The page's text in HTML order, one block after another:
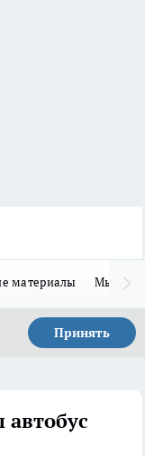
материалы Мы в
Принять